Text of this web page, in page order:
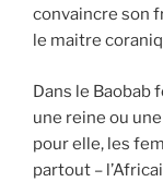
convaincre son
le maitre
Dans le Baobab
une reine ou
pour elle, les
partout –